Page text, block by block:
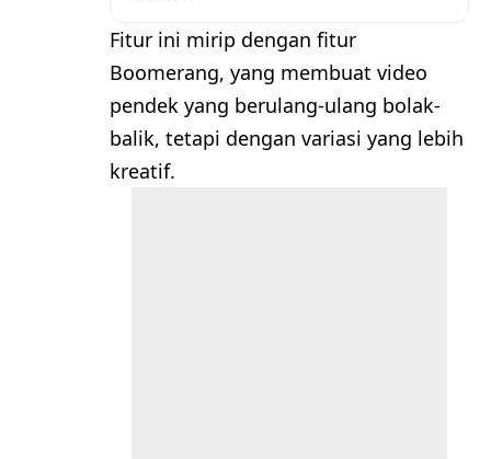
Fitur ini mirip dengan fitur
Boomerang, yang membuat video
pendek yang berulang-ulang bolak-
balik, tetapi dengan variasi yang lebih
kreatif.